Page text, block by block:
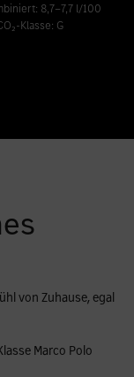
8,7‒7,7 l/100
Klasse: G
von Zuhause, egal
Marco Polo